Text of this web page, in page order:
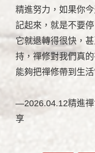
精進努力，如果你
記起來，就是不要
它就退轉得很快，
持，禪修對我們真
能夠把禪修帶到生
—2026.04.12精進禪
享